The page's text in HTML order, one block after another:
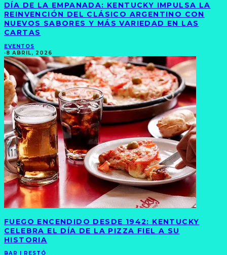
DÍA DE LA EMPANADA: KENTUCKY IMPULSA LA
REINVENCIÓN DEL CLÁSICO ARGENTINO CON
NUEVOS SABORES Y MÁS VARIEDAD EN LAS
CARTAS
EVENTOS
·8 ABRIL, 2026
FUEGO ENCENDIDO DESDE 1942: KENTUCKY
CELEBRA EL DÍA DE LA PIZZA FIEL A SU
HISTORIA
BAR | RESTÓ